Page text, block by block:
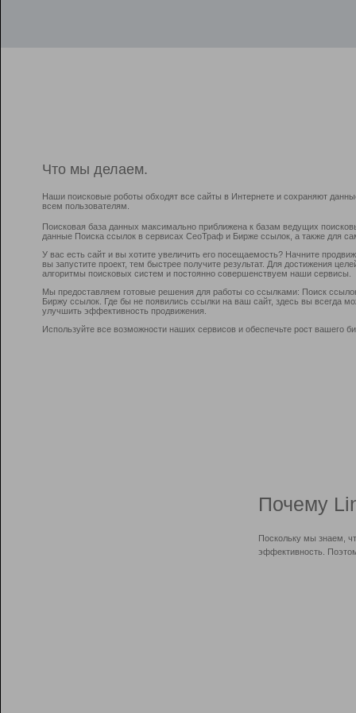
Что мы делаем.
Наши поисковые роботы обходят все сайты в Интернете и сохраняют
всем пользователям.
Поисковая база данных максимально приближена к базам ведущих
данные Поиска ссылок в сервисах СеоТраф и Бирже ссылок, а также для
У вас есть сайт и вы хотите увеличить его посещаемость? Начните
вы запустите проект, тем быстрее получите результат. Для достижения
алгоритмы поисковых систем и постоянно совершенствуем наши сервисы.
Мы предоставляем готовые решения для работы со ссылками: Поиск
Биржу ссылок. Где бы не появились ссылки на ваш сайт, здесь вы всегда
улучшить эффективность продвижения.
Используйте все возможности наших сервисов и обеспечьте рост вашего
Почему
Поскольку мы знаем,
эффективность.